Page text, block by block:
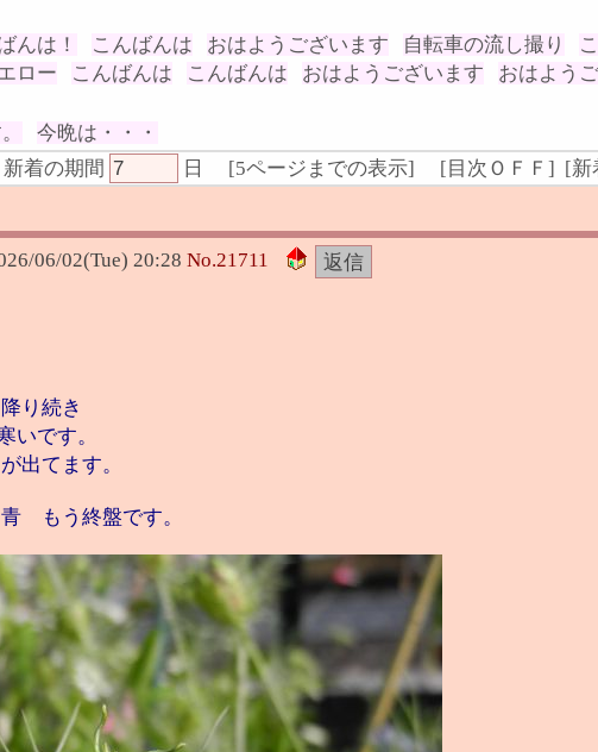
んは！ こんばんは おはようございます 自転車の流し撮り
ロー こんばんは こんばんは おはようございます おはよう
今晩は・・・
新着の期間
日 [5ページまでの表示] [ 目次ＯＦＦ ] [新
06/02(Tue) 20:28 No.21711
り続き
いです。
出てます。
もう終盤です。